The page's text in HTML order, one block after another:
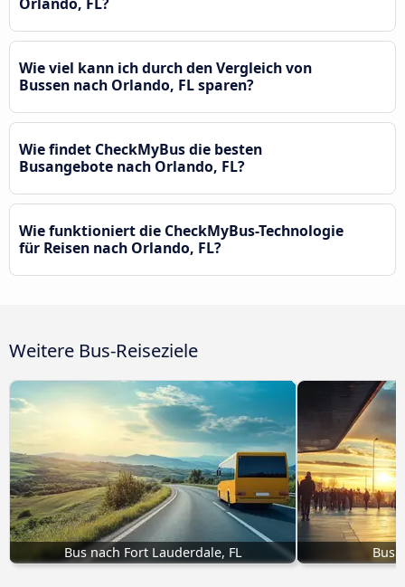
Wie viel kann ich durch den Vergleich von
Bussen nach Orlando, FL sparen?
Wie findet CheckMyBus die besten
Busangebote nach Orlando, FL?
Wie funktioniert die CheckMyBus-Technologie
für Reisen nach Orlando, FL?
Weitere Bus-Reiseziele
Bus nach Fort Lauderdale, FL Bus